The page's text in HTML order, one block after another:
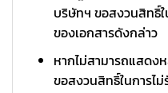
บริษัทฯ ขอสงวนสิทธิ์
ของเอกสารดังกล่าว
หากไม่สามารถแสดง
ขอสงวนสิทธิ์ในการไ